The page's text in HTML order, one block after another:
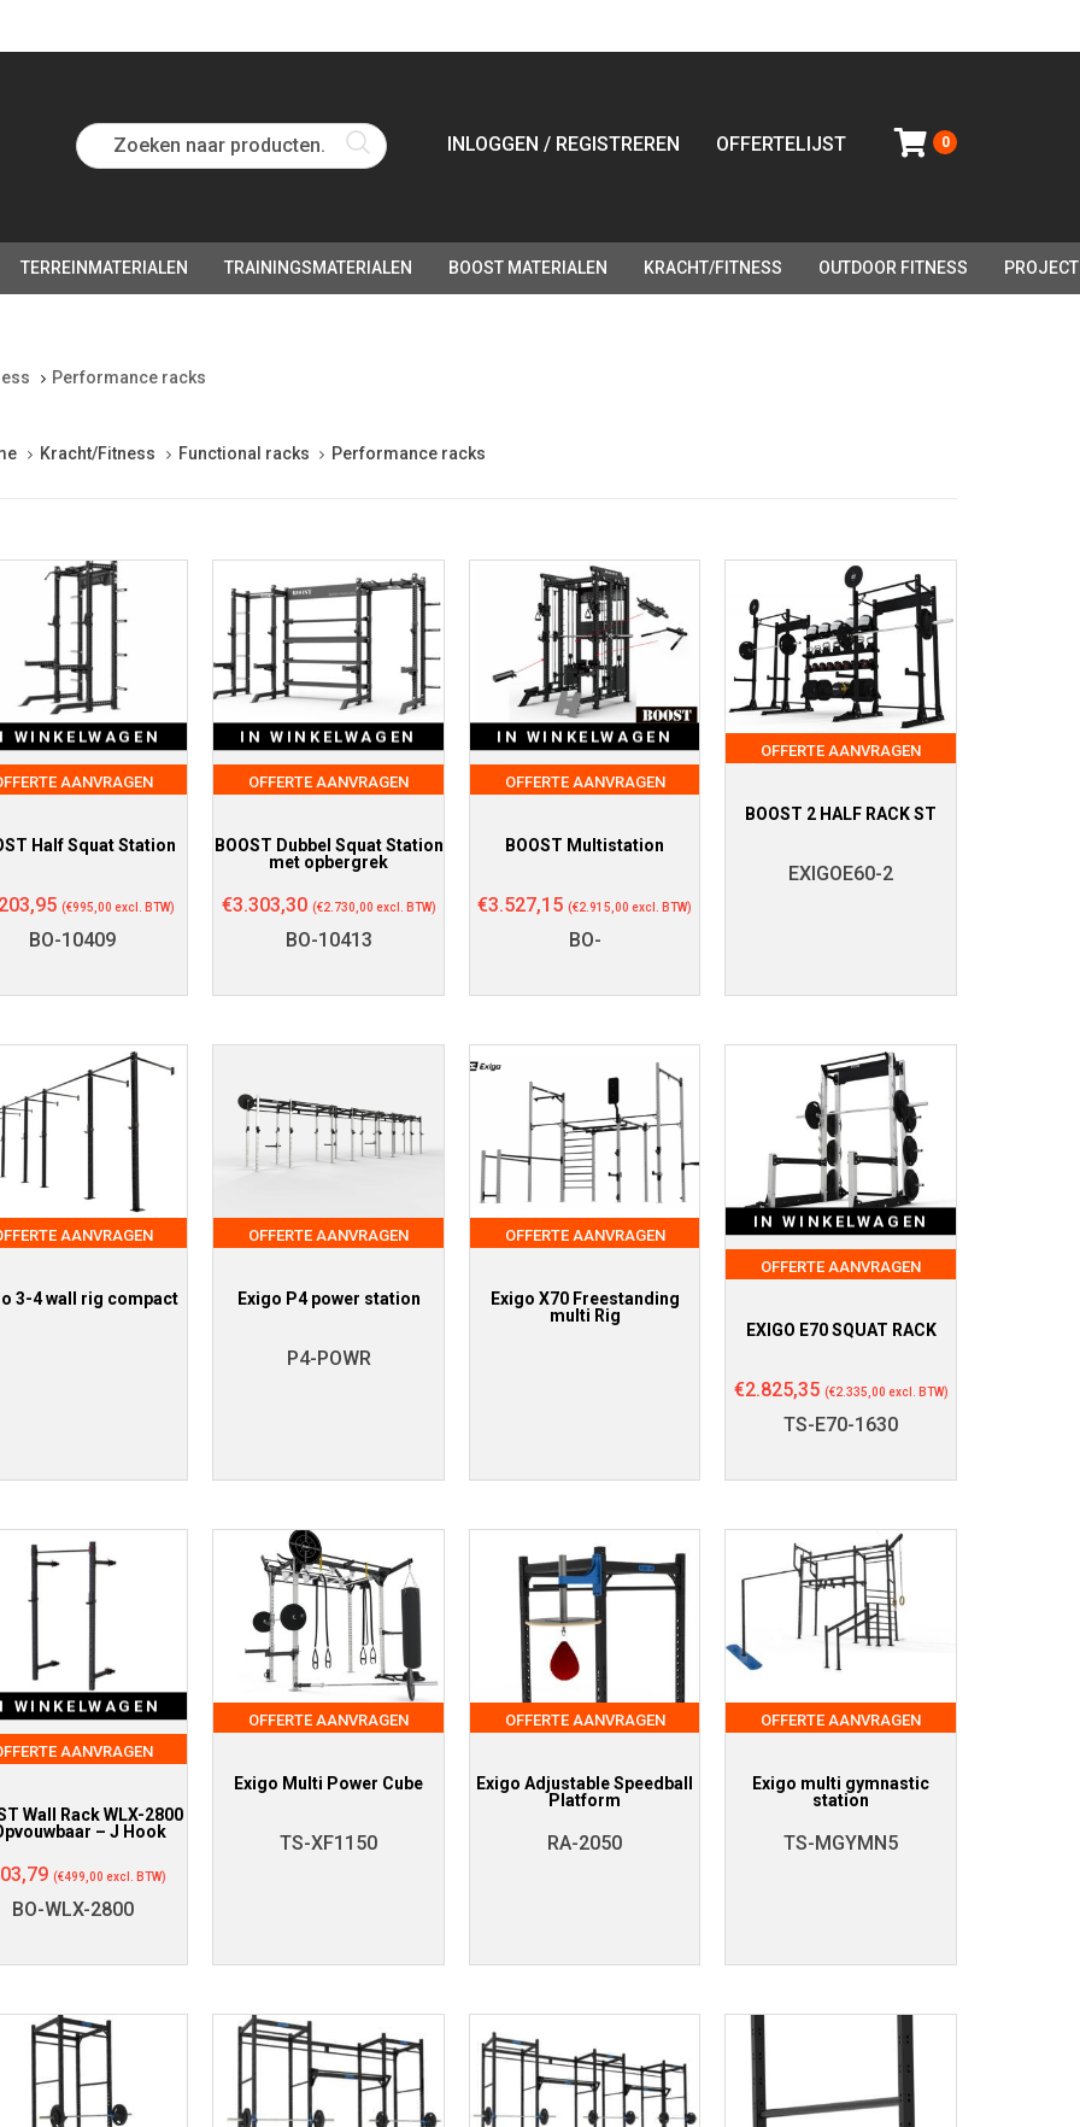
Zoeken naar producten... INLOGGEN / REGISTREREN OFFERTELIJST 0
TERREINMATERIALEN TRAININGSMATERIALEN BOOST MATERIALEN KRACHT/FITNESS OUTDOOR FITNESS
Performance racks
Kracht/Fitness Functional racks Performance racks
WINKELWAGEN
AANVRAGEN
Half Squat Station
(€995,00 excl. BTW)
BO-10409
IN WINKELWAGEN
OFFERTE AANVRAGEN
BOOST Dubbel Squat Station
met opbergrek
€3.303,30 (€2.730,00 excl. BTW)
BO-10413
IN WINKELWAGEN
OFFERTE AANVRAGEN
BOOST Multistation
€3.527,15 (€2.915,00 excl. BTW)
BO-
OFFERTE AANVRAGEN
BOOST 2 HALF RACK ST
EXIGOE60-2
AANVRAGEN
3-4 wall rig compact
OFFERTE AANVRAGEN
Exigo P4 power station
P4-POWR
OFFERTE AANVRAGEN
Exigo X70 Freestanding
multi Rig
IN WINKELWAGEN
OFFERTE AANVRAGEN
EXIGO E70 SQUAT RACK
€2.825,35 (€2.335,00 excl. BTW)
TS-E70-1630
WINKELWAGEN
AANVRAGEN
Wall Rack WLX-2800
– J Hook
(€499,00 excl. BTW)
BO-WLX-2800
OFFERTE AANVRAGEN
Exigo Multi Power Cube
TS-XF1150
OFFERTE AANVRAGEN
Exigo Adjustable Speedball
Platform
RA-2050
OFFERTE AANVRAGEN
Exigo multi gymnastic
station
TS-MGYMN5